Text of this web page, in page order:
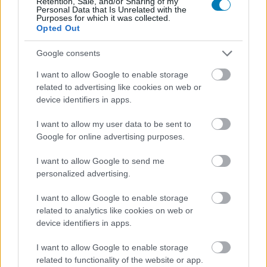
Personal Data that Is Unrelated with the
Purposes for which it was collected.
Opted Out
Google consents
I want to allow Google to enable storage
related to advertising like cookies on web or
device identifiers in apps.
I want to allow my user data to be sent to
Google for online advertising purposes.
I want to allow Google to send me
personalized advertising.
I want to allow Google to enable storage
related to analytics like cookies on web or
device identifiers in apps.
I want to allow Google to enable storage
related to functionality of the website or app.
Ha valamit tudni szeretnél még, nézd meg ahivatalos
házirendet, és ha itt sem kaptál választ, keresd a
szervezőket a playit@playit.hu címen!
SMASH by Meló-Diák: Homok, zene és a nyár legjobb
hangulata – Jön a második forduló! (X)
sorozat.